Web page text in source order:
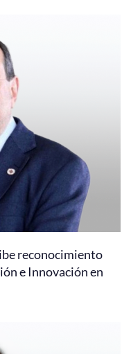
reconocimiento
e Innovación en